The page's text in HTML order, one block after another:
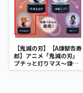
【鬼滅の刃】【A煉獄杏寿
郎】アニメ「鬼滅の刃」
プチっと灯りマス～煉獄
杏寿郎・胡蝶しのぶ～